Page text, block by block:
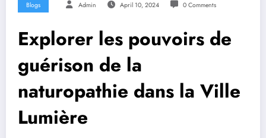
Blogs Admin April 10, 2024 0 Comments
Explorer les pouvoirs de
guérison de la
naturopathie dans la Ville
Lumière